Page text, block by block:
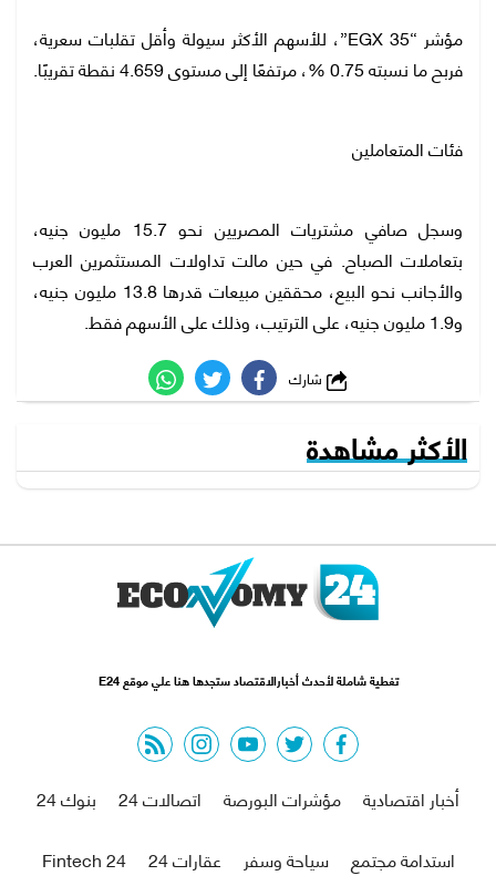
مؤشر “EGX 35”، للأسهم الأكثر سيولة وأقل تقلبات سعرية،
فربح ما نسبته 0.75 %، مرتفعًا إلى مستوى 4.659 نقطة تقريبًا.
فئات المتعاملين
وسجل صافي مشتريات المصريين نحو 15.7 مليون جنيه،
بتعاملات الصباح. في حين مالت تداولات المستثمرين العرب
والأجانب نحو البيع، محققين مبيعات قدرها 13.8 مليون جنيه،
و1.9 مليون جنيه، على الترتيب، وذلك على الأسهم فقط.
الأكثر مشاهدة
تغطية شاملة لأحدث أخبارالاقتصاد ستجدها هنا علي موقع E24
facebook
twitter
youtube
instagram
rss feed
أخبار اقتصادية
مؤشرات البورصة اتصالات 24
بنوك 24
استدامة مجتمع
سياحة وسفر عقارات 24 Fintech 24